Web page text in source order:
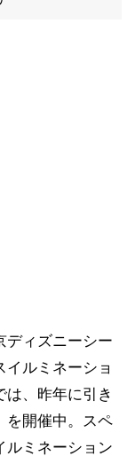
ディズニーシー
イルミネーショ
は、昨年に引き
を開催中。スペ
ルミネーション